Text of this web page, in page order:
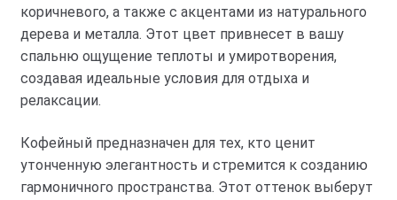
коричневого, а также с акцентами из натурального
дерева и металла. Этот цвет привнесет в вашу
спальню ощущение теплоты и умиротворения,
создавая идеальные условия для отдыха и
релаксации.
Кофейный предназначен для тех, кто ценит
утонченную элегантность и стремится к созданию
гармоничного пространства. Этот оттенок выберут